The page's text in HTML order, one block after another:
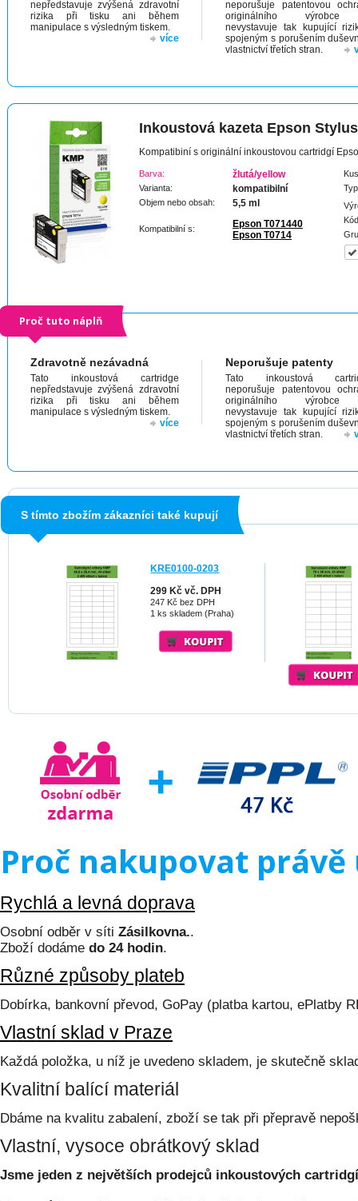
nepředstavuje zvýšená zdravotní
rizika při tisku ani během
manipulace s výsledným tiskem.
více
neporušuje patentovou
originálního
nevystavuje tak kupující
spojeným s porušením
vlastnictví třetích stran.
Inkoustová kazeta Epson
Kompatibiní s originální inkoustovou cartridgí
Barva: žlutá/yellow
Varianta: kompatibilní
Objem nebo obsah: 5,5 ml
Kompatibilní s:
Epson T071440
Epson T0714
Proč tuto náplň
Zdravotně nezávadná
Tato inkoustová cartridge
nepředstavuje zvýšená zdravotní
rizika při tisku ani během
manipulace s výsledným tiskem.
více
Neporušuje patenty
Tato inkoustová
neporušuje patentovou
originálního
nevystavuje tak kupující
spojeným s porušením
vlastnictví třetích stran.
S tímto zbožím zákazníci také kupují
KRE0100-0203
299 Kč vč. DPH
247 Kč bez DPH
1 ks skladem (Praha)
Proč nakupovat právě
Rychlá a levná doprava
Osobní odběr v síti Zásilkovna..
Zboží dodáme do 24 hodin.
Různé způsoby plateb
Dobírka, bankovní převod, GoPay (platba kartou, ePlatby
Vlastní sklad v Praze
Každá položka, u níž je uvedeno skladem, je skutečně
Kvalitní balící materiál
Dbáme na kvalitu zabalení, zboží se tak při přepravě
Vlastní, vysoce obrátkový sklad
Jsme jeden z největších prodejců inkoustových